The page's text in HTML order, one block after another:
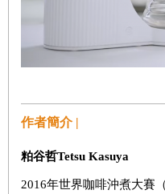
作者簡介 |
粕谷哲Tetsu Kasuya
2016年世界咖啡沖煮大賽